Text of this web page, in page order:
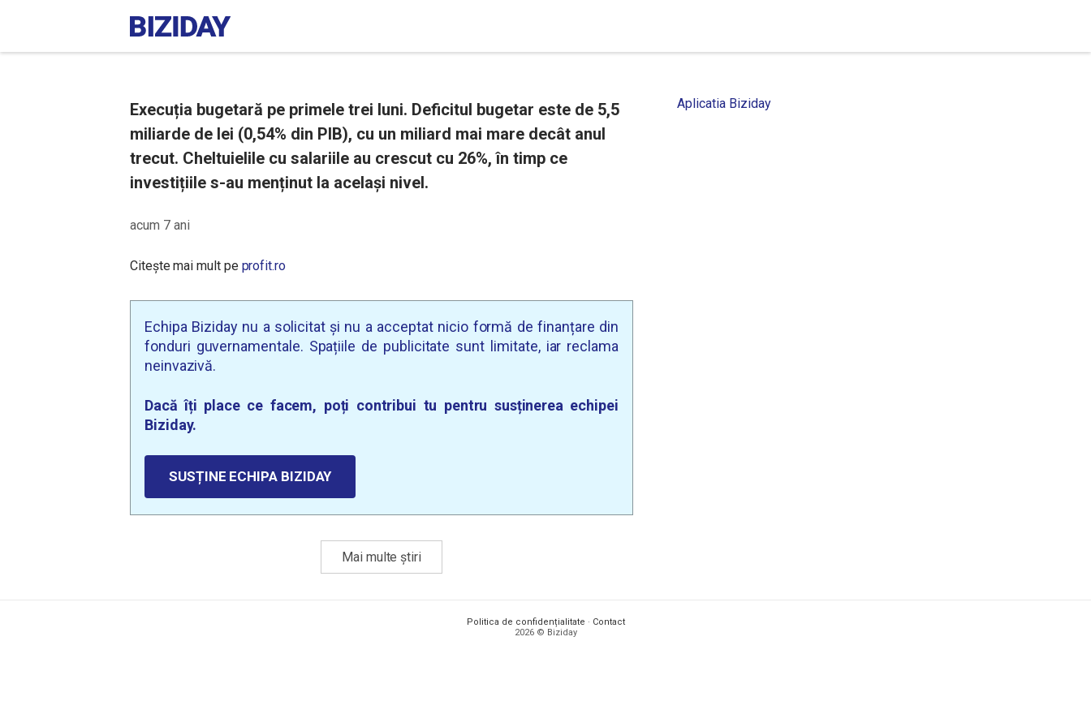
Execuția bugetară pe primele trei luni. Deficitul bugetar este de 5,5
miliarde de lei (0,54% din PIB), cu un miliard mai mare decât anul
trecut. Cheltuielile cu salariile au crescut cu 26%, în timp ce
investițiile s-au menținut la același nivel.
acum 7 ani
Citește mai mult pe profit.ro
Echipa Biziday nu a solicitat și nu a acceptat nicio formă de finanțare din
fonduri guvernamentale. Spațiile de publicitate sunt limitate, iar reclama
neinvazivă.
Dacă îți place ce facem, poți contribui tu pentru susținerea echipei
Biziday.
SUSȚINE ECHIPA BIZIDAY
Mai multe știri
Aplicatia Biziday
Politica de confidențialitate · Contact
2026 © Biziday